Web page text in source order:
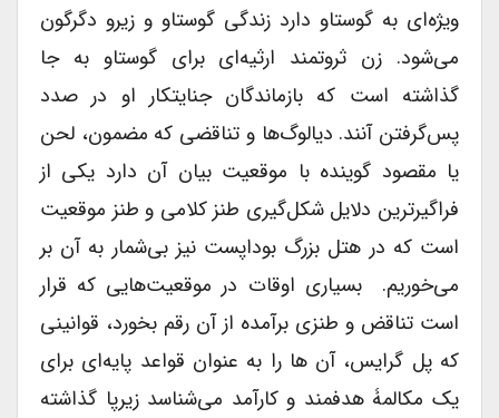
ویژه‌ای به گوستاو دارد زندگی گوستاو و زیرو دگرگون
می‌شود. زن ثروتمند ارثیه‌ای برای گوستاو به جا
گذاشته است که بازماندگان جنایتکار او در صدد
پس‌گرفتن آنند. دیالوگ‌ها و تناقضی که مضمون، لحن
یا مقصود گوینده با موقعیت بیان آن دارد یکی از
فراگیرترین دلایل شکل‌گیری طنز کلامی و طنز موقعیت
است که در هتل بزرگ بوداپست نیز بی‌شمار به آن بر
می‌خوریم. ‌ بسیاری اوقات در موقعیت‌هایی که قرار
است تناقض و طنزی برآمده از آن رقم بخورد، قوانینی
که پل گرایس، آن ها را به عنوان قواعد پایه‌ای برای
یک مکالمۀ هدفمند و کارآمد می‌شناسد زیرپا گذاشته